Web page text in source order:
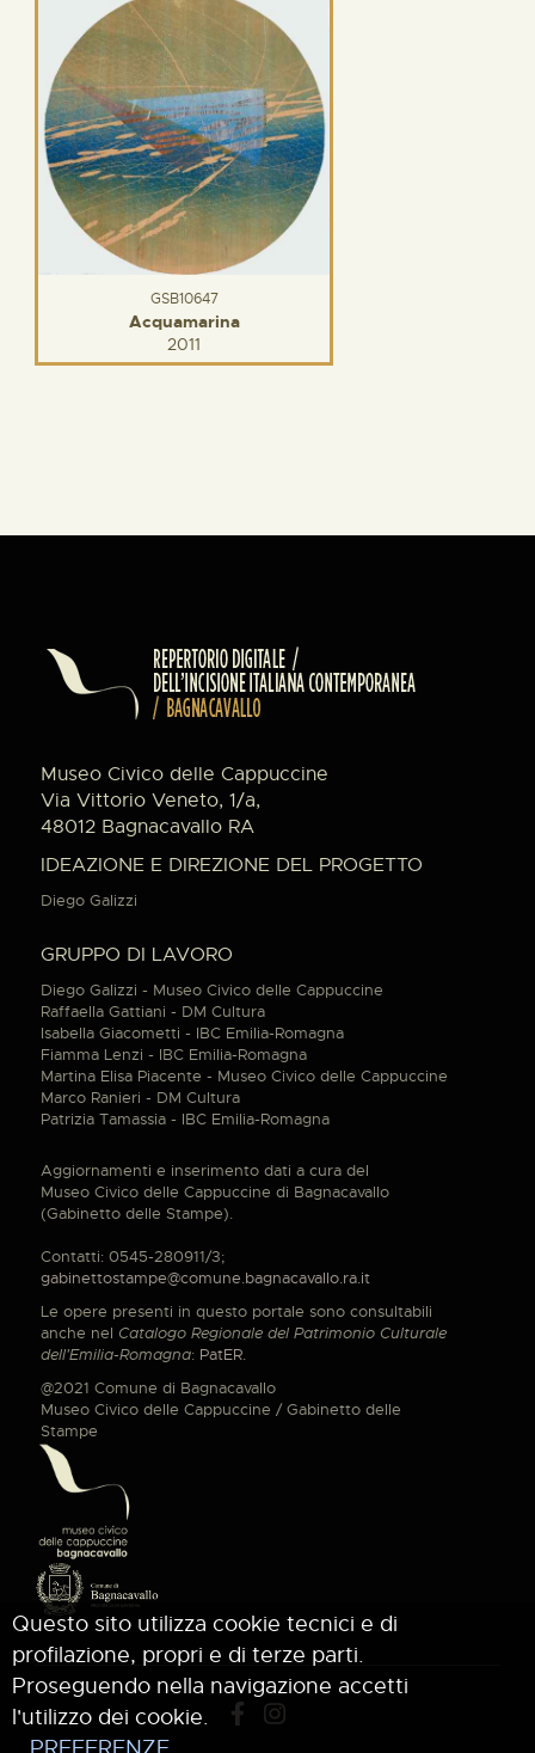
GSB10647
Acquamarina
2011
Museo Civico delle Cappuccine
Via Vittorio Veneto, 1/a,
48012 Bagnacavallo RA
IDEAZIONE E DIREZIONE DEL PROGETTO
Diego Galizzi
GRUPPO DI LAVORO
Diego Galizzi - Museo Civico delle Cappuccine
Raffaella Gattiani - DM Cultura
Isabella Giacometti - IBC Emilia-Romagna
Fiamma Lenzi - IBC Emilia-Romagna
Martina Elisa Piacente - Museo Civico delle Cappuccine
Marco Ranieri - DM Cultura
Patrizia Tamassia - IBC Emilia-Romagna
Aggiornamenti e inserimento dati a cura del
Museo Civico delle Cappuccine di Bagnacavallo
(Gabinetto delle Stampe).
Contatti: 0545-280911/3;
gabinettostampe@comune.bagnacavallo.ra.it
Le opere presenti in questo portale sono consultabili
anche nel Catalogo Regionale del Patrimonio Culturale
dell'Emilia-Romagna: PatER.
@2021 Comune di Bagnacavallo
Museo Civico delle Cappuccine / Gabinetto delle
Stampe
Questo sito utilizza cookie tecnici e di
profilazione, propri e di terze parti.
Proseguendo nella navigazione accetti
l'utilizzo dei cookie.